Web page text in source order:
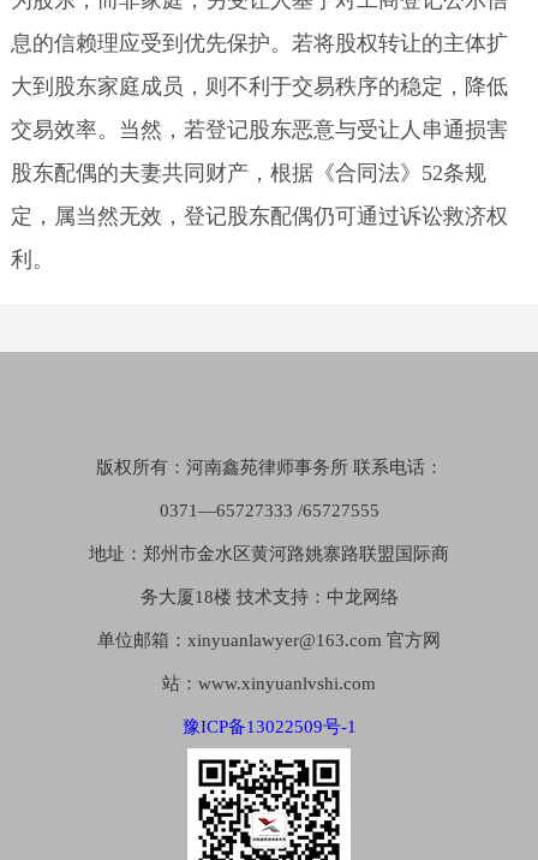
息的信赖理应受到优先保护。若将股权转让的主体扩
大到股东家庭成员，则不利于交易秩序的稳定，降低
交易效率。当然，若登记股东恶意与受让人串通损害
股东配偶的夫妻共同财产，根据《合同法》52条规
定，属当然无效，登记股东配偶仍可通过诉讼救济权
利。
版权所有：河南鑫苑律师事务所 联系电话：
0371—65727333 /65727555
地址：郑州市金水区黄河路姚寨路联盟国际商
务大厦18楼 技术支持：中龙网络
单位邮箱：xinyuanlawyer@163.com 官方网
站：www.xinyuanlvshi.com
豫ICP备13022509号-1